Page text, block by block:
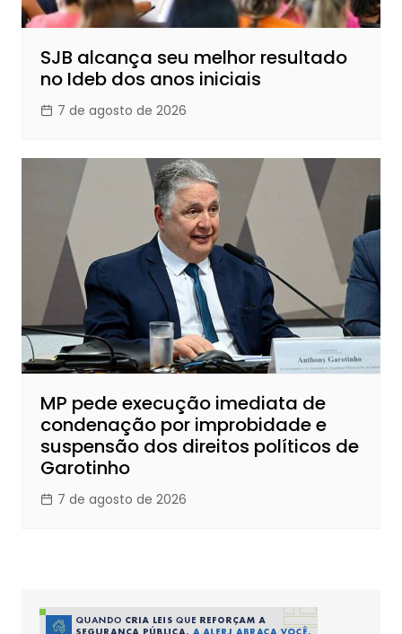
SJB alcança seu melhor resultado
no Ideb dos anos iniciais
7 de agosto de 2026
MP pede execução imediata de
condenação por improbidade e
suspensão dos direitos políticos de
Garotinho
7 de agosto de 2026